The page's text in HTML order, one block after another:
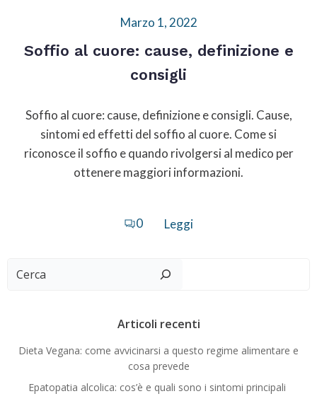
Marzo 1, 2022
Soffio al cuore: cause, definizione e
consigli
Soffio al cuore: cause, definizione e consigli. Cause,
sintomi ed effetti del soffio al cuore. Come si
riconosce il soffio e quando rivolgersi al medico per
ottenere maggiori informazioni.
0 Leggi
Cerca
Articoli recenti
Dieta Vegana: come avvicinarsi a questo regime alimentare e
cosa prevede
Epatopatia alcolica: cos’è e quali sono i sintomi principali